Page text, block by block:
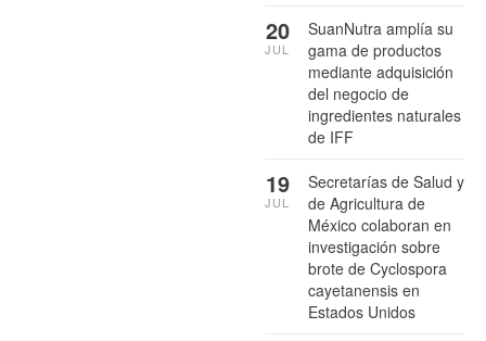
SuanNutra amplía su
gama de productos
mediante adquisición
del negocio de
ingredientes naturales
de IFF
20
JUL
Secretarías de Salud y
de Agricultura de
México colaboran en
investigación sobre
brote de Cyclospora
cayetanensis en
Estados Unidos
19
JUL